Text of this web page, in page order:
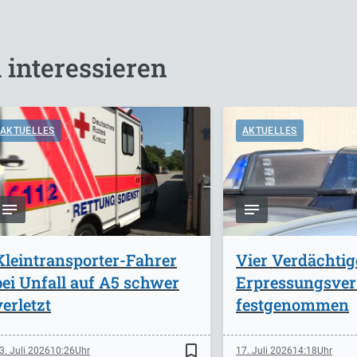
interessieren
AKTUELLES
Fahrer
Unfall auf A5 schwer
Juli 202610:26 bookmark_border
AKTUELLES
Vier
festgenommen
17. Juli 202614:18